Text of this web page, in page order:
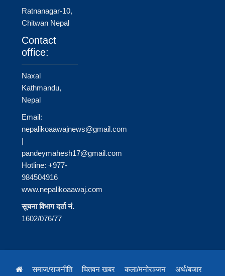
Ratnanagar-10,
Chitwan Nepal
Contact
office:
Naxal
Kathmandu,
Nepal
Email:
nepalikoaawajnews@gmail.com
|
pandeymahesh17@gmail.com
Hotline: +977-
984504916
www.nepalikoaawaj.com
सूचना विभाग दर्ता नं.
1602/076/77
समाज/राजनीति चितवन खबर कला/मनोरञ्जन अर्थ/बजार